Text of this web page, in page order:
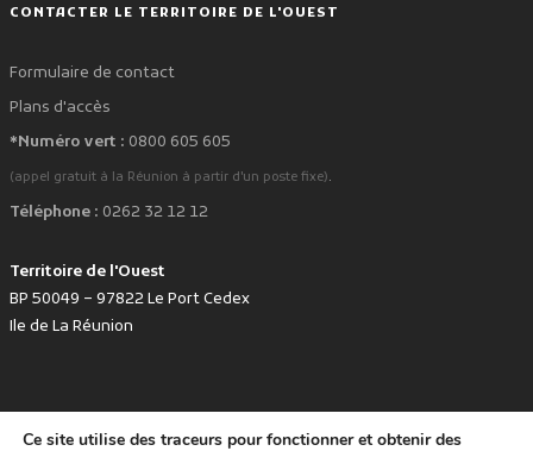
CONTACTER LE TERRITOIRE DE L'OUEST
Formulaire de contact
Plans d'accès
*Numéro vert : 0800 605 605
(appel gratuit à la Réunion à partir d'un poste fixe).
Téléphone : 0262 32 12 12
Territoire de l'Ouest
BP 50049 – 97822 Le Port Cedex
Ile de La Réunion
Développé avec favoritepar le Territoire de l'Ouest © www.tco.re -2026.
Ce site utilise des traceurs pour fonctionner et obtenir des